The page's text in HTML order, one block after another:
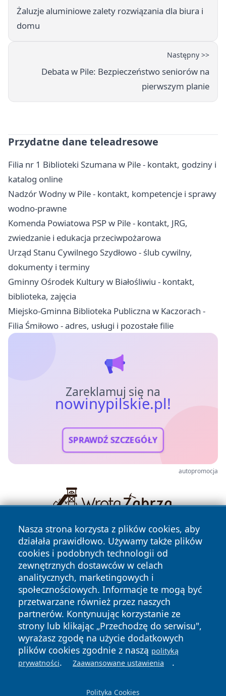
Żaluzje aluminiowe zalety rozwiązania dla biura i
domu
Następny >>
Debata w Pile: Bezpieczeństwo seniorów na
pierwszym planie
Przydatne dane teleadresowe
Filia nr 1 Biblioteki Szumana w Pile - kontakt, godziny i
katalog online
Nadzór Wodny w Pile - kontakt, kompetencje i sprawy
wodno-prawne
Komenda Powiatowa PSP w Pile - kontakt, JRG,
zwiedzanie i edukacja przeciwpożarowa
Urząd Stanu Cywilnego Szydłowo - ślub cywilny,
dokumenty i terminy
Gminny Ośrodek Kultury w Białośliwiu - kontakt,
biblioteka, zajęcia
Miejsko-Gminna Biblioteka Publiczna w Kaczorach -
Filia Śmiłowo - adres, usługi i pozostałe filie
Zareklamuj się na
nowinypilskie.pl!
SPRAWDŹ SZCZEGÓŁY
autopromocja
Nasza strona korzysta z plików cookies, aby
działała prawidłowo. Używamy także plików
cookies i podobnych technologii od
zewnętrznych dostawców w celach
analitycznych, marketingowych i
społecznościowych. Informacje te mogą być
przetwarzane również przez naszych
partnerów. Kontynuując korzystanie ze
strony lub klikając „Przechodzę do serwisu",
wyrażasz zgodę na użycie dodatkowych
plików cookies zgodnie z naszą polityką
prywatności. Zaawansowane ustawienia .
Polityka Cookies
Copyright © 2026 nowinypilskie.pl Wszystkie prawa
zastrzeżone.
News Autorzy
Polityka
Prywatności
Polityka
Cookies